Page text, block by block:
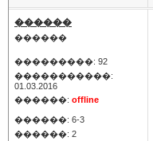
������
������
���������: 92
�����������:
01.03.2016
������: offline
������: 6-3
������: 2